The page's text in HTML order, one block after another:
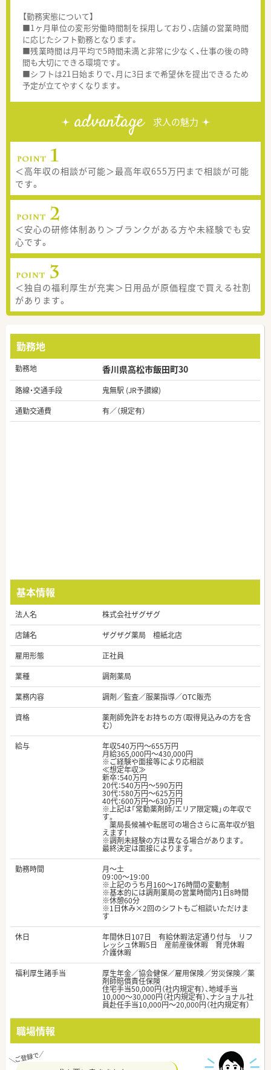
【勤務実態について】
■1ヶ月単位の変形労働時間制を採用しており、店舗の営業時間
に応じたシフト勤務となります。
■残業時間は月平均で5時間未満と非常に少なく、仕事の後の時
間も大切にできる環境です。
■シフトは21日始まりで、月に3日まで希望休を提出できるため
予定が立てやすくなります。
advantage 求人の魅力
＜高年収の相談が可能＞最高年収655万円まで相談が可能
です。
＜安心の研修体制あり＞ブランクがある方や未経験でも安
心です。
＜独自の福利厚生が充実＞日用品が原価程度で買える社割
があります。
勤務地
勤務地 香川県高松市飯田町30
路線・交通手段
鬼無駅 (JR予讃線)
通勤交通費
有／（規定有）
基本情報
法人名
株式会社ザグザグ
店舗名
ザグザグ薬局 檀紙北店
雇用形態
正社員
業種
調剤薬局
業務内容
調剤／監査／服薬指導／OTC販売
資格
薬剤師免許をお持ちの方（取得見込みの方を含
む）
給与
年収540万円～655万円
月給365,000円～430,000円
※ご経験や面接等により応相談
≪想定年収≫
新卒：540万円
20代：540万円～590万円
30代：580万円～625万円
40代：600万円～630万円
※上記は「常勤薬剤師/エリア限定職」の年収で
す。
薬局長候補や転居可の場合さらに高年収が狙
えます！
※調剤未経験の方は異なる場合があります。
最終決定は面接によります。
勤務時間
月～土
09：00～19：00
※上記のうち月160～176時間の変動制
※基本的には調剤薬局の営業時間内1日8時間
※休憩60分
※1日休み×2回のシフトもご相談いただけま
す
休日
年間休日107日 有給休暇法定通り付与 リフ
レッシュ休暇5日 産前産後休暇 育児休暇
介護休暇
福利厚生諸手当
厚生年金／協会健保／雇用保険／労災保険／薬
剤師賠償責任保険
住宅手当50,000円（社内規定有）、地域手当
10,000～30,000円（社内規定有）、ナショナル社
員赴任手当10,000円～20,000円（社内規定有）
職場情報